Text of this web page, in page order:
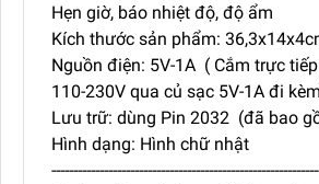
Hẹn giờ, báo nhiệt độ, độ ẩm
Kích thước sản phẩm:
Nguồn điện: 5V-1A ( Cắm trực
110-230V qua củ sạc 5V-1A đi
Lưu trữ: dùng Pin 2032 (đã bao
Hình dạng: Hình chữ nhật